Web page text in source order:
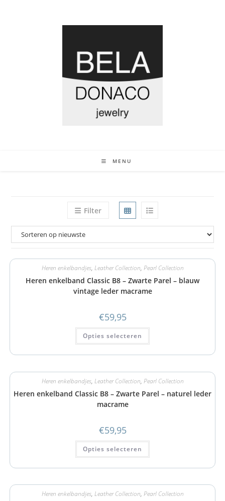
MENU
Filter
Heren enkelbandjes, Leather Collection, Pearl Collection
Heren enkelband Classic B8 – Zwarte Parel – blauw
vintage leder macrame
€59,95
Opties selecteren
Heren enkelbandjes, Leather Collection, Pearl Collection
Heren enkelband Classic B8 – Zwarte Parel – naturel leder
macrame
€59,95
Opties selecteren
Heren enkelbandjes, Leather Collection, Pearl Collection